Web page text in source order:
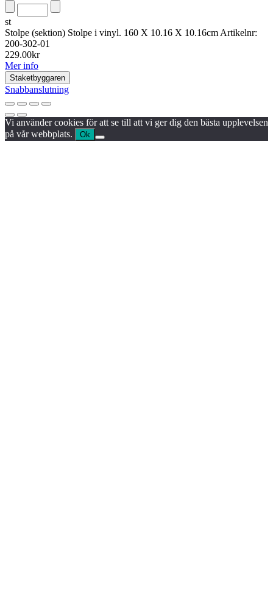
st
Stolpe (sektion) Stolpe i vinyl. 160 X 10.16 X 10.16cm Artikelnr:
200-302-01
229.00kr
Mer info
Staketbyggaren
Snabbanslutning
Vi använder cookies för att se till att vi ger dig den bästa upplevelsen
på vår webbplats.
Ok